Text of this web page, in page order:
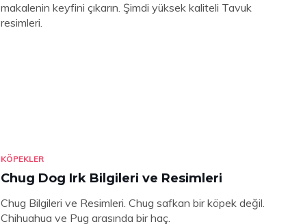
makalenin keyfini çıkarın. Şimdi yüksek kaliteli Tavuk
resimleri.
KÖPEKLER
Chug Dog Irk Bilgileri ve Resimleri
Chug Bilgileri ve Resimleri. Chug safkan bir köpek değil.
Chihuahua ve Pug arasında bir haç.